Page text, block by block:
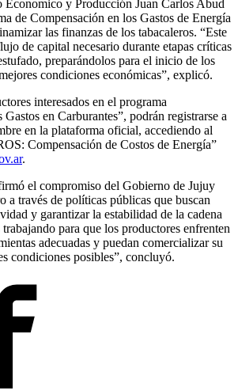
y Producción Juan Carlos Abud
de Compensación en los Gastos de Energía
las finanzas de los tabacaleros. “Este
de capital necesario durante etapas críticas
preparándolos para el inicio de los
condiciones económicas”, explicó.
interesados en el programa
en Carburantes”, podrán registrarse a
en la plataforma oficial, accediendo al
Compensación de Costos de Energía”
.
el compromiso del Gobierno de Jujuy
a través de políticas públicas que buscan
y garantizar la estabilidad de la cadena
para que los productores enfrenten
adecuadas y puedan comercializar su
condiciones posibles”, concluyó.